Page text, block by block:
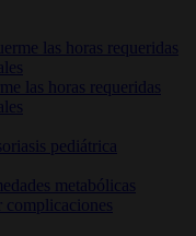
las horas requeridas
pediátrica
metabólicas
complicaciones